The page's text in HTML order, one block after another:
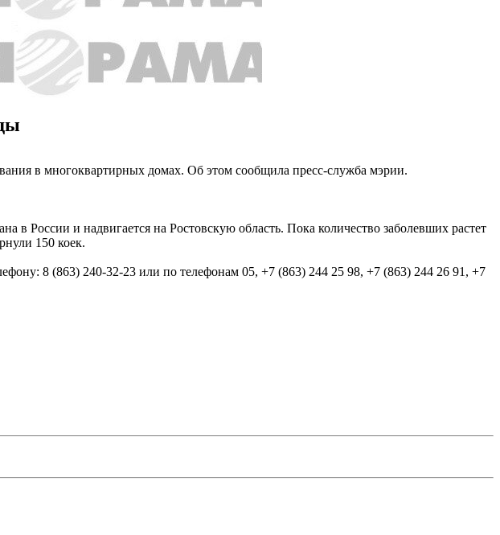
в многоквартирных домах. Об этом сообщила пресс-служба мэрии.
в России и надвигается на Ростовскую область. Пока количество заболевших растет
150 коек.
8 (863) 240-32-23 или по телефонам 05, +7 (863) 244 25 98, +7 (863) 244 26 91, +7